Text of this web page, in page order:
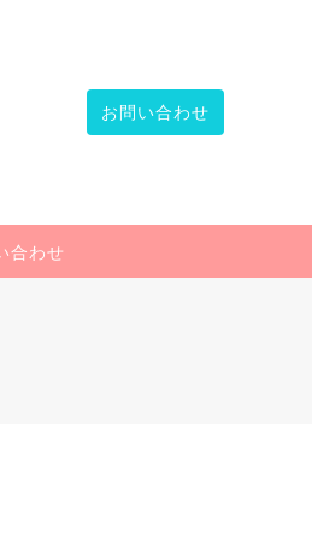
お問い合わせ
合わせ